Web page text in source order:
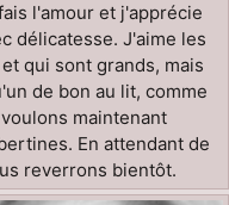
l'amour et j'apprécie
délicatesse. J'aime les
qui sont grands, mais
de bon au lit, comme
maintenant
En attendant de
reverrons bientôt.